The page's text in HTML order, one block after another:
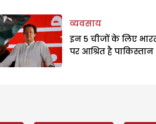
व्यवसाय
इन 5 चीजों के लिए
पर आश्रित है पाकिस्तान